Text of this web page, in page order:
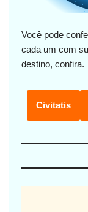
Você pode
cada um com
destino, confira.
Civitatis